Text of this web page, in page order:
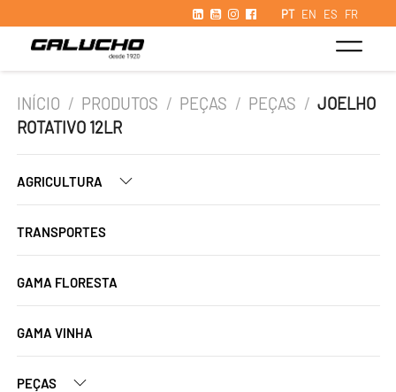
PT EN ES FR
INÍCIO / PRODUTOS / PEÇAS / PEÇAS / JOELHO
ROTATIVO 12LR
AGRICULTURA
TRANSPORTES
GAMA FLORESTA
GAMA VINHA
PEÇAS